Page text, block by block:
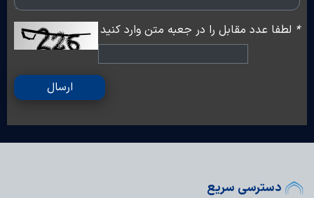
* لطفا عدد مقابل را در جعبه متن وارد کنید
ارسال
دسترسی سریع